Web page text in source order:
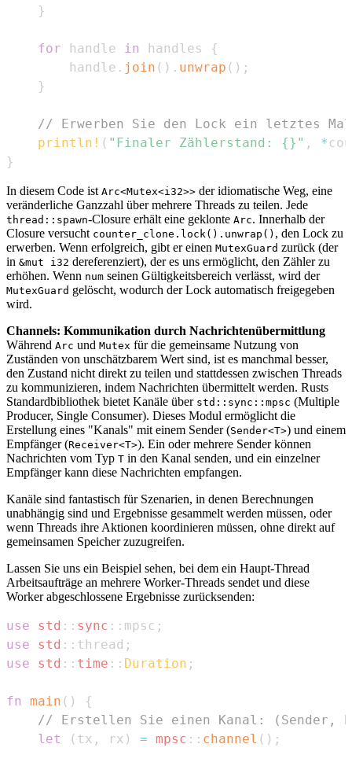
}
for handle in handles
{
        handle
. join ( ) . unwrap ( ) ;
}
// Erwerben Sie den Lock ein letztes
println! ( "Finaler Zählerstand: {}" , *
}
In diesem Code ist Arc<Mutex<i32>> der idiomatische Weg, eine
veränderliche Ganzzahl über mehrere Threads zu teilen. Jede
thread::spawn-Closure erhält eine geklonte Arc. Innerhalb der
Closure versucht counter_clone.lock().unwrap() , den Lock zu
erwerben. Wenn erfolgreich, gibt er einen MutexGuard zurück (der
in &mut i32 dereferenziert), der es uns ermöglicht, den Zähler zu
erhöhen. Wenn num seinen Gültigkeitsbereich verlässt, wird der
MutexGuard gelöscht, wodurch der Lock automatisch freigegeben
wird.
Channels: Kommunikation durch Nachrichtenübermittlung
Während Arc und Mutex für die gemeinsame Nutzung von
Zuständen von unschätzbarem Wert sind, ist es manchmal besser,
den Zustand nicht direkt zu teilen und stattdessen zwischen Threads
zu kommunizieren, indem Nachrichten übermittelt werden. Rusts
Standardbibliothek bietet Kanäle über std::sync::mpsc (Multiple
Producer, Single Consumer). Dieses Modul ermöglicht die
Erstellung eines "Kanals" mit einem Sender (Sender<T>) und einem
Empfänger (Receiver<T>). Ein oder mehrere Sender können
Nachrichten vom Typ T in den Kanal senden, und ein einzelner
Empfänger kann diese Nachrichten empfangen.
Kanäle sind fantastisch für Szenarien, in denen Berechnungen
unabhängig sind und Ergebnisse gesammelt werden müssen, oder
wenn Threads ihre Aktionen koordinieren müssen, ohne direkt auf
gemeinsamen Speicher zuzugreifen.
Lassen Sie uns ein Beispiel sehen, bei dem ein Haupt-Thread
Arbeitsaufträge an mehrere Worker-Threads sendet und diese
Worker abgeschlossene Ergebnisse zurücksenden:
use std :: sync :: mpsc ;
use
std :: thread ;
use
std :: time :: Duration ;
fn main ( )
{
// Erstellen Sie einen Kanal: (Sender,
let
( tx , rx ) = mpsc :: channel ( ) ;